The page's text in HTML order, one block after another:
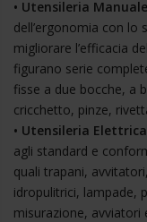
• Utensileria Manuale
dell’ergonomia con
migliorare l’efficacia
figurano serie
fisse a due bocche, a
cricchetto, pinze,
• Utensileria
agli standard e
quali trapani,
idropulitrici, lampade,
misurazione, avviatori